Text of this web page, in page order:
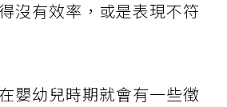
沒有效率，或是表現不符
嬰幼兒時期就會有一些徵